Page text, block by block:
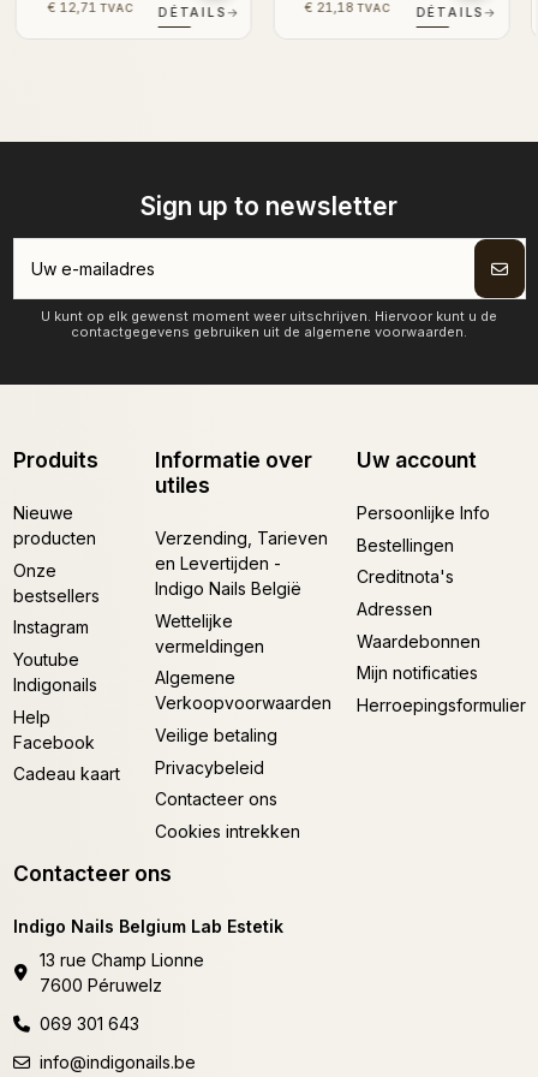
€ 12,71 TVAC DÉTAILS € 12,71 TVAC DÉTAILS
Sign up to newsletter
U kunt op elk gewenst moment weer uitschrijven. Hiervoor kunt u de
contactgegevens gebruiken uit de algemene voorwaarden.
Produits
Nieuwe
producten
Onze
bestsellers
Instagram
Youtube
Indigonails
Help
Facebook
Cadeau kaart
Informatie over
utiles
Verzending, Tarieven
en Levertijden -
Indigo Nails België
Wettelijke
vermeldingen
Algemene
Verkoopvoorwaarden
Veilige betaling
Privacybeleid
Contacteer ons
Cookies intrekken
Uw account
Persoonlijke Info
Bestellingen
Creditnota's
Adressen
Waardebonnen
Mijn notificaties
Herroepingsformulier
Contacteer ons
Indigo Nails Belgium Lab Estetik
13 rue Champ Lionne
7600 Péruwelz
069 301 643
info@indigonails.be